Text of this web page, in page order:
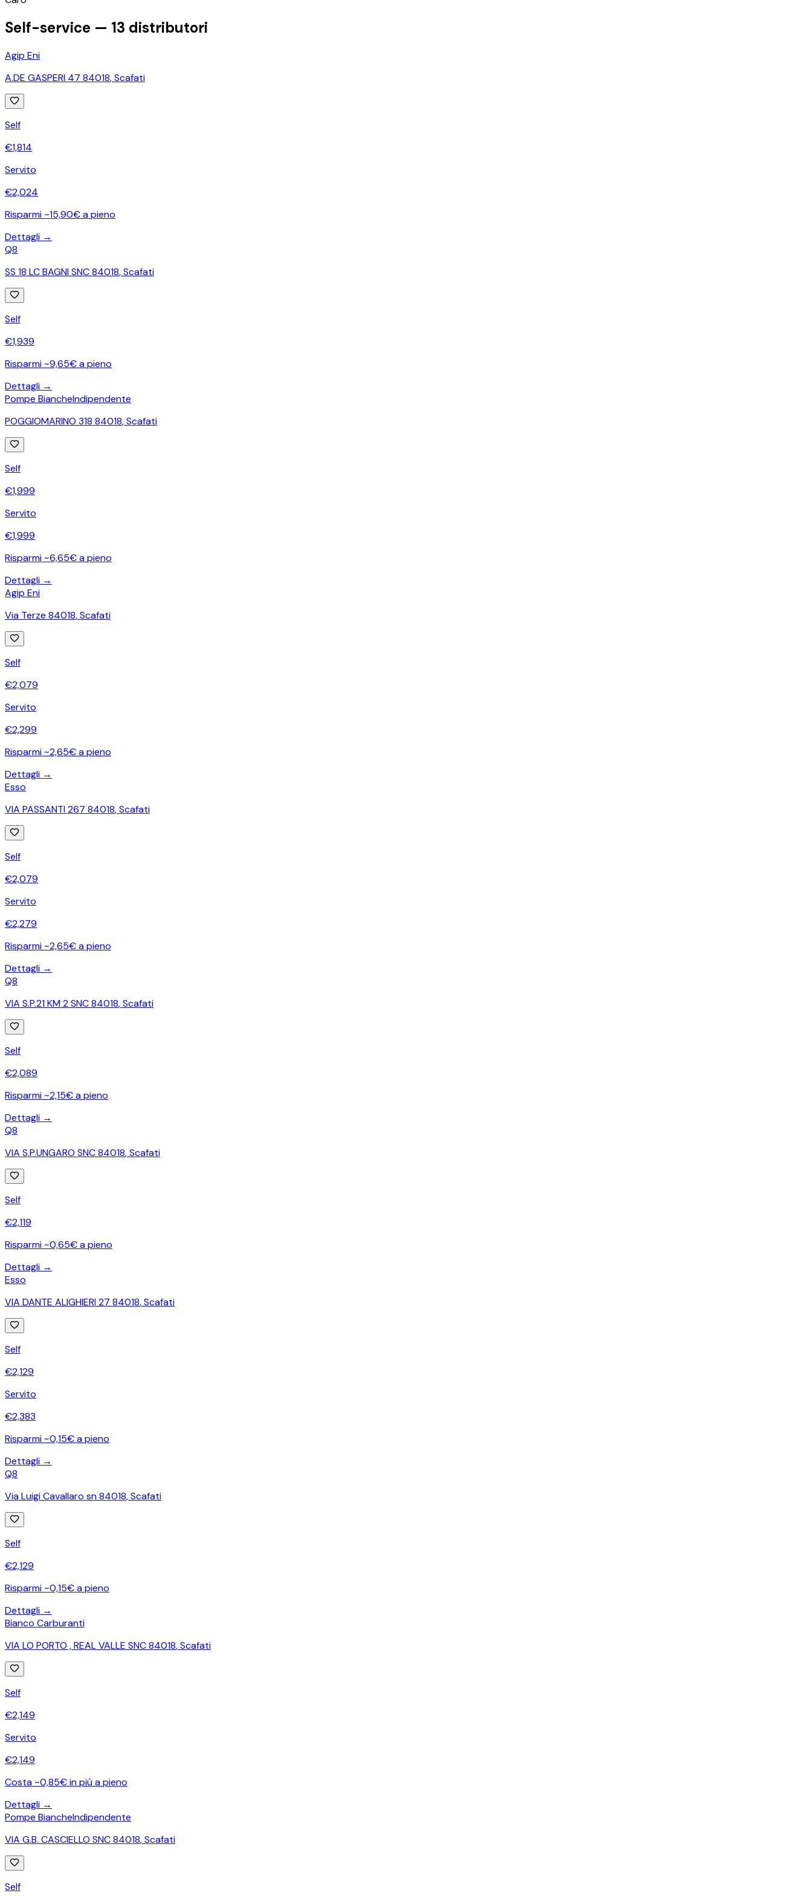
Self-service — 13 distributori
Agip Eni
A.DE GASPERI 47 84018,Scafati
Self
€1,814
Servito
€2,024
Risparmi ~15,90€ a pieno
Dettagli →
Q8
SS 18 LC BAGNI SNC 84018,Scafati
Self
€1,939
Risparmi ~9,65€ a pieno
Dettagli →
Pompe BiancheIndipendente
POGGIOMARINO 318 84018,Scafati
Self
€1,999
Servito
€1,999
Risparmi ~6,65€ a pieno
Dettagli →
Agip Eni
Via Terze 84018,Scafati
Self
€2,079
Servito
€2,299
Risparmi ~2,65€ a pieno
Dettagli →
Esso
VIA PASSANTI 267 84018,Scafati
Self
€2,079
Servito
€2,279
Risparmi ~2,65€ a pieno
Dettagli →
Q8
VIA S.P.21 KM 2 SNC 84018,Scafati
Self
€2,089
Risparmi ~2,15€ a pieno
Dettagli →
Q8
VIA S.P.UNGARO SNC 84018,Scafati
Self
€2,119
Risparmi ~0,65€ a pieno
Dettagli →
Esso
VIA DANTE ALIGHIERI 27 84018,Scafati
Self
€2,129
Servito
€2,383
Risparmi ~0,15€ a pieno
Dettagli →
Q8
Via Luigi Cavallaro sn 84018,Scafati
Self
€2,129
Risparmi ~0,15€ a pieno
Dettagli →
Bianco Carburanti
VIA LO PORTO , REAL VALLE SNC 84018,Scafati
Self
€2,149
Servito
€2,149
Costa ~0,85€ in più a pieno
Dettagli →
Pompe BiancheIndipendente
VIA G.B. CASCIELLO SNC 84018,Scafati
Self